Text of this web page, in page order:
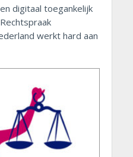
digitaal toegankelijk
werkt hard aan